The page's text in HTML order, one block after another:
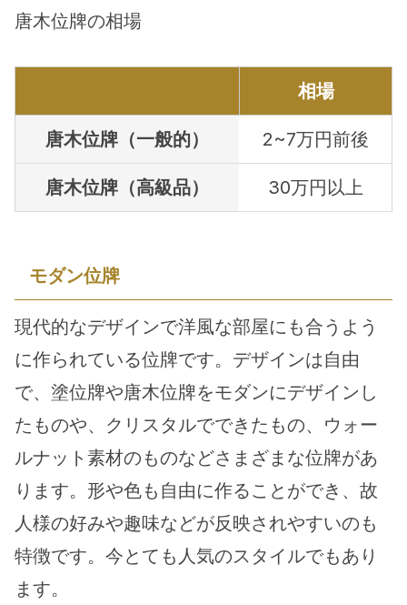
唐木位牌の相場
相場
唐木位牌（一般的） 2~7万円前後
唐木位牌（高級品） 30万円以上
モダン位牌
現代的なデザインで洋風な部屋にも合うよう
に作られている位牌です。デザインは自由
で、塗位牌や唐木位牌をモダンにデザインし
たものや、クリスタルでできたもの、ウォー
ルナット素材のものなどさまざまな位牌があ
ります。形や色も自由に作ることができ、故
人様の好みや趣味などが反映されやすいのも
特徴です。今とても人気のスタイルでもあり
ます。